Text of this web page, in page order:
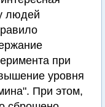
людей
при
уровня
При этом,